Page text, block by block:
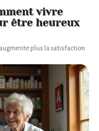
vivre
être heureux
plus la satisfaction